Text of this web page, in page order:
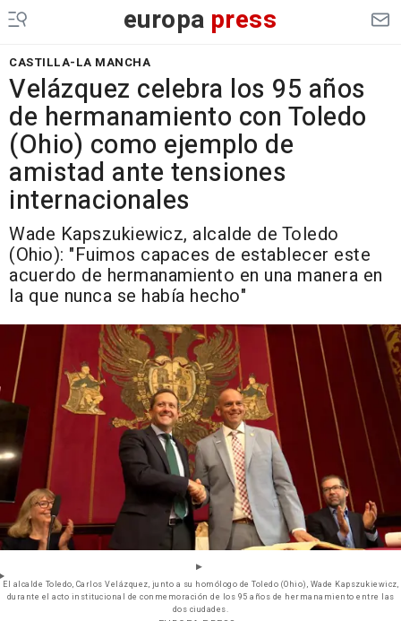
europa press
CASTILLA-LA MANCHA
Velázquez celebra los 95 años
de hermanamiento con Toledo
(Ohio) como ejemplo de
amistad ante tensiones
internacionales
Wade Kapszukiewicz, alcalde de Toledo
(Ohio): "Fuimos capaces de establecer este
acuerdo de hermanamiento en una manera en
la que nunca se había hecho"
El alcalde Toledo, Carlos Velázquez, junto a su homólogo de Toledo (Ohio), Wade Kapszukiewicz,
durante el acto institucional de conmemoración de los 95 años de hermanamiento entre las
dos ciudades.